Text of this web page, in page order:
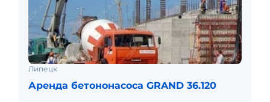
Липецк
Аренда бетононасоса GRAND 36.120